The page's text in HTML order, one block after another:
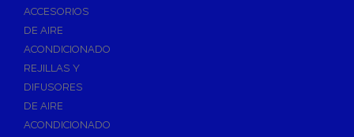
Termometros
Otros accesorios de calefacción
Accesorios de Radiadores
Tapones, purgadores y accesorios para radiador
Soportes para Radiadores
ACCESORIOS
DE AIRE
ACONDICIONADO
REJILLAS Y
DIFUSORES
DE AIRE
ACONDICIONADO